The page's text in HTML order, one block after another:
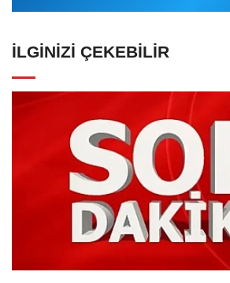
İLGINIZI ÇEKEBILIR